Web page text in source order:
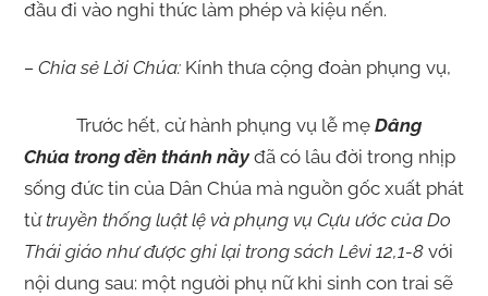
đầu đi vào nghi thức làm phép và kiệu nến.
– Chia sẻ Lời Chúa:Kính thưa cộng đoàn phụng vụ,
Trước hết, cử hành phụng vụ lễ mẹ Dâng
Chúa trong đền thánh nầyđã có lâu đời trong nhịp
sống đức tin của Dân Chúa mà nguồn gốc xuất phát
từtruyền thống luật lệ và phụng vụ Cựu ước của Do
Thái giáo như được ghi lại trong sách Lêvi 12,1-8với
nội dung sau: một người phụ nữ khi sinh con trai sẽ